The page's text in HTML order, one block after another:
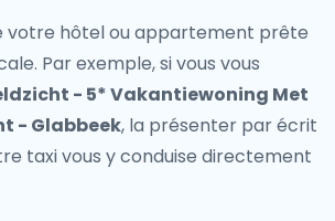
votre hôtel ou appartement prête
Par exemple, si vous vous
- 5* Vakantiewoning Met
- Glabbeek, la présenter par écrit
taxi vous y conduise directement